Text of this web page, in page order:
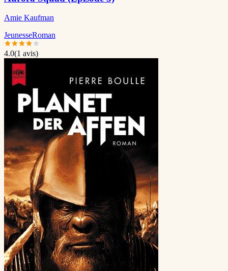
Amie Kaufman
JeunesseRoman
4.0(1 avis)